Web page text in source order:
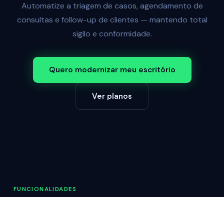
Automatize a triagem de casos, agendamento de
consultas e follow-up de clientes — mantendo total
sigilo e conformidade.
Quero modernizar meu escritório
Ver planos
FUNCIONALIDADES